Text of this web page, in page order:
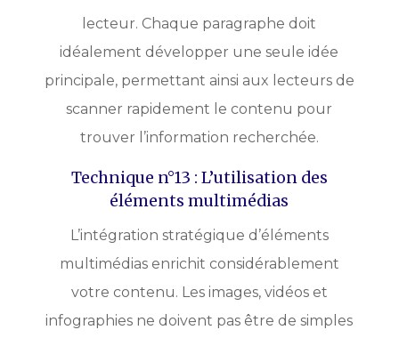
lecteur. Chaque paragraphe doit
idéalement développer une seule idée
principale, permettant ainsi aux lecteurs de
scanner rapidement le contenu pour
trouver l’information recherchée.
Technique n°13 : L’utilisation des
éléments multimédias
L’intégration stratégique d’éléments
multimédias enrichit considérablement
votre contenu. Les images, vidéos et
infographies ne doivent pas être de simples